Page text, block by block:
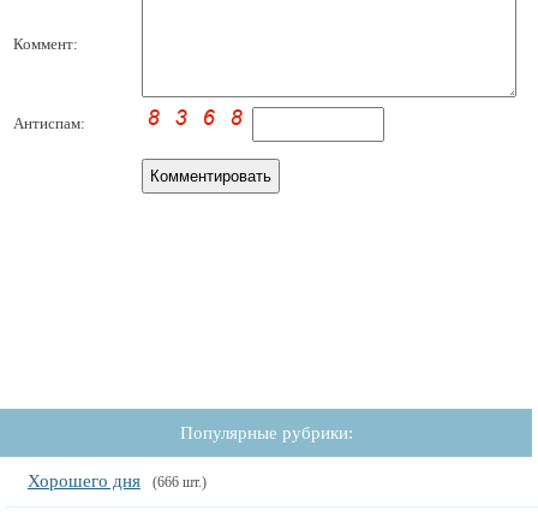
Коммент:
Антиспам:
Популярные рубрики:
Хорошего дня (666 шт.)